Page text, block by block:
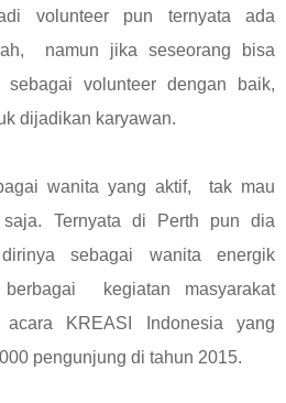
volunteer pun ternyata ada
namun jika seseorang bisa
sebagai volunteer dengan baik,
dijadikan karyawan.
wanita yang aktif, tak mau
Ternyata di Perth pun dia
sebagai wanita energik
kegiatan masyarakat
acara KREASI Indonesia yang
pengunjung di tahun 2015.